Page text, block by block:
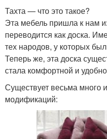
Тахта — что это такое?
Эта мебель пришла к нам
переводится как доска.
тех народов, у которых
Теперь же, эта доска
стала комфортной и
Существует весьма много
модификаций: